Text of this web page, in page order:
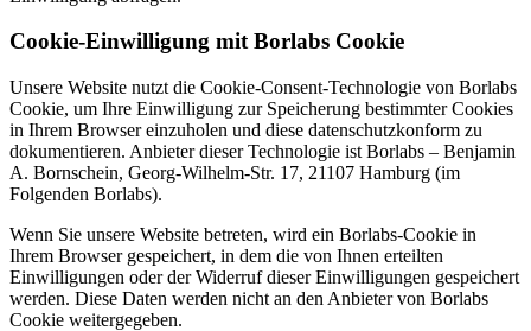
Cookie-Einwilligung mit Borlabs Cookie
Unsere Website nutzt die Cookie-Consent-Technologie von Borlabs
Cookie, um Ihre Einwilligung zur Speicherung bestimmter Cookies
in Ihrem Browser einzuholen und diese datenschutzkonform zu
dokumentieren. Anbieter dieser Technologie ist Borlabs – Benjamin
A. Bornschein, Georg-Wilhelm-Str. 17, 21107 Hamburg (im
Folgenden Borlabs).
Wenn Sie unsere Website betreten, wird ein Borlabs-Cookie in
Ihrem Browser gespeichert, in dem die von Ihnen erteilten
Einwilligungen oder der Widerruf dieser Einwilligungen gespeichert
werden. Diese Daten werden nicht an den Anbieter von Borlabs
Cookie weitergegeben.